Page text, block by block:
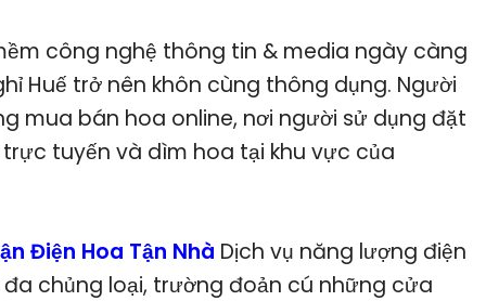
công nghệ thông tin & media ngày càng
Huế trở nên khôn cùng thông dụng. Người
mua bán hoa online, nơi người sử dụng đặt
tuyến và dìm hoa tại khu vực của
Điện Hoa Tận Nhà Dịch vụ năng lượng điện
đa chủng loại, trường đoản cú những cửa